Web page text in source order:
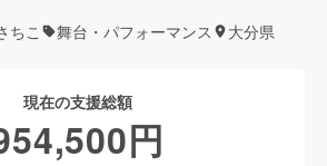
ちこ 舞台・パフォーマンス 大分県
現在の支援総額
円